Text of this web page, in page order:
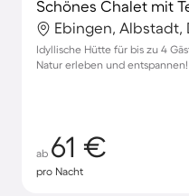
Schönes Chalet mit
Ebingen, Albstadt,
Idyllische Hütte für bis zu 4
Natur erleben und entspannen!
ab 61 €
pro Nacht